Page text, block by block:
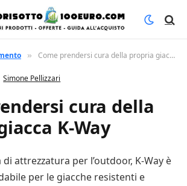
» Come prendersi cura della propria giacca K-Way
Simone Pellizzari
cura della
K-Way
attrezzatura per l’outdoor, K-Way è
per le giacche resistenti e